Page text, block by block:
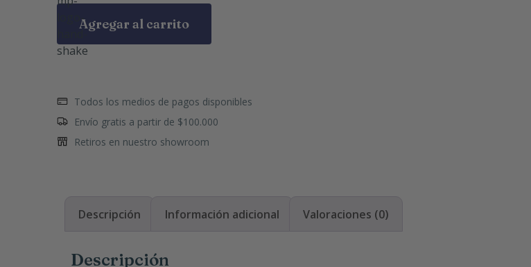
Agregar al carrito
Todos los medios de pagos disponibles
Envío gratis a partir de $100.000
Retiros en nuestro showroom
Descripción Información adicional Valoraciones (0)
Descripción